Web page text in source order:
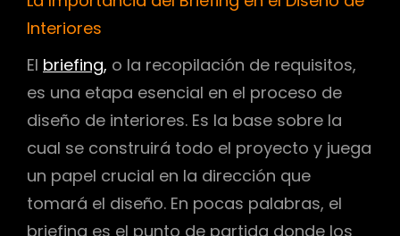
Interiores
El briefing, o la recopilación de requisitos,
es una etapa esencial en el proceso de
diseño de interiores. Es la base sobre la
cual se construirá todo el proyecto y juega
un papel crucial en la dirección que
tomará el diseño. En pocas palabras, el
briefing es el punto de partida donde los